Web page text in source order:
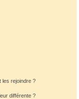
les rejoindre ?
différente ?